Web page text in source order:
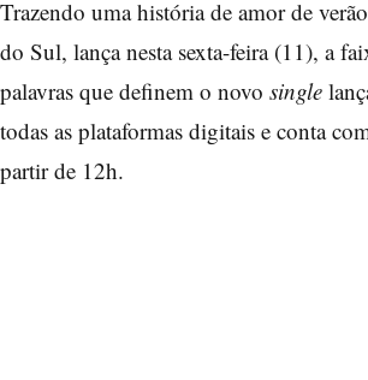
Trazendo uma história de amor de
do Sul, lança nesta sexta-feira (11), a
palavras que definem o novo single
todas as plataformas digitais e conta
partir de 12h.